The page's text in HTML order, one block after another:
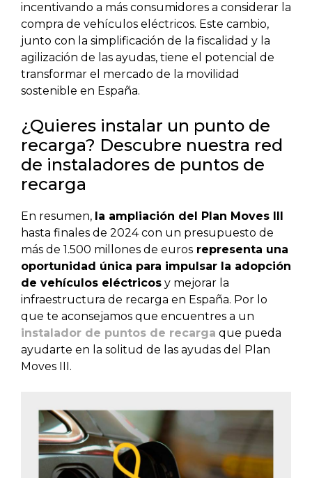
incentivando a más consumidores a considerar la
compra de vehículos eléctricos. Este cambio,
junto con la simplificación de la fiscalidad y la
agilización de las ayudas, tiene el potencial de
transformar el mercado de la movilidad
sostenible en España.
¿Quieres instalar un punto de
recarga? Descubre nuestra red
de instaladores de puntos de
recarga
En resumen, la ampliación del Plan Moves III
hasta finales de 2024 con un presupuesto de
más de 1.500 millones de euros representa una
oportunidad única para impulsar la adopción
de vehículos eléctricos y mejorar la
infraestructura de recarga en España. Por lo
que te aconsejamos que encuentres a un
instalador de puntos de recarga que pueda
ayudarte en la solitud de las ayudas del Plan
Moves III.